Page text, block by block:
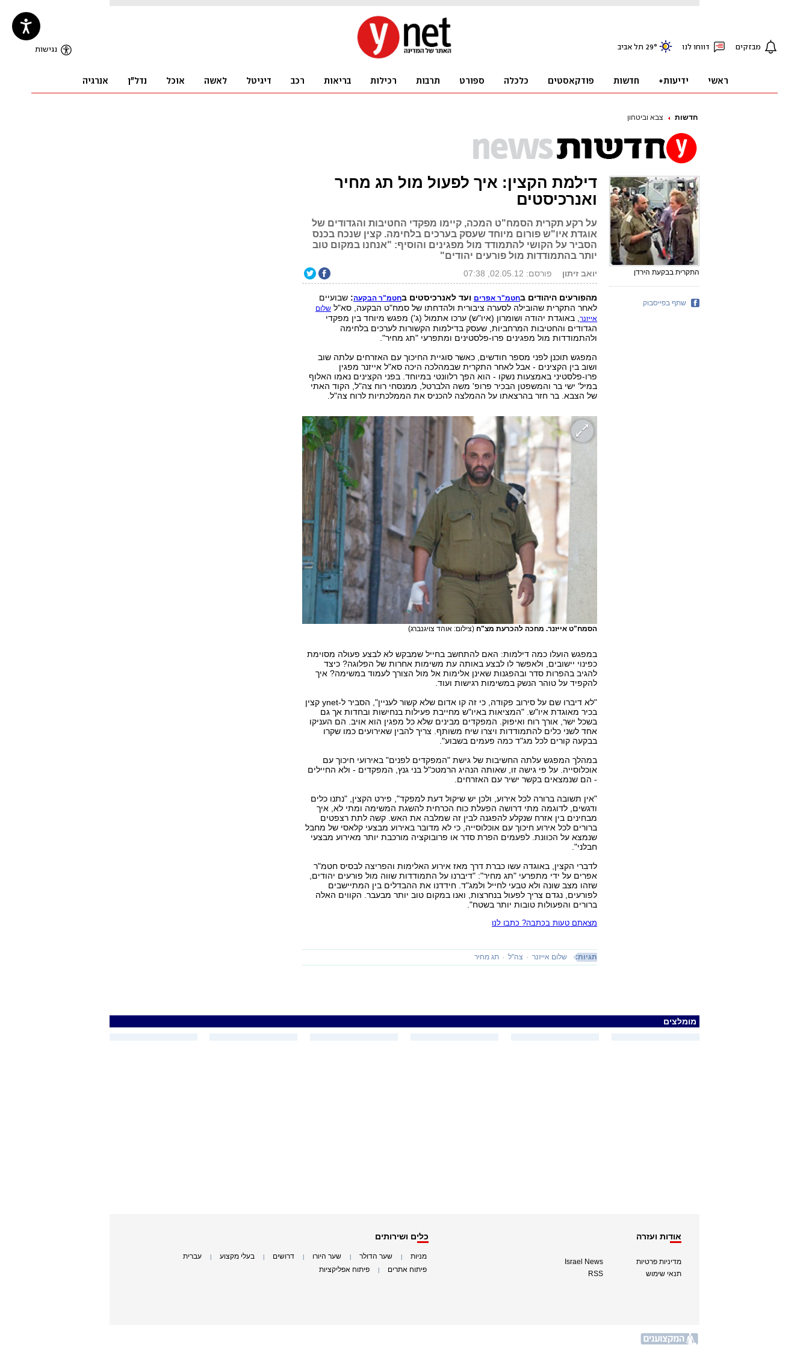
חדשות צבא וביטחון
דילמת הקצין: איך לפעול מול תג מחיר
ואנרכיסטים
על רקע תקרית הסמח"ט המכה, קיימו מפקדי החטיבות והגדודים של
אוגדת איו"ש פורום מיוחד שעסק בערכים בלחימה. קצין שנכח בכנס
הסביר על הקושי להתמודד מול מפגינים והוסיף: "אנחנו במקום טוב
יותר בהתמודדות מול פורעים יהודים"
יואב זיתון פורסם: 02.05.12, 07:38
מהפורעים היהודים בחטמ"ר אפרים ועד לאנרכיסטים בחטמ"ר הבקעה: שבועיים
לאחר התקרית שהובילה לסערה ציבורית ולהדחתו של סמח"ט הבקעה, סא"ל שלום
אייזנר, באוגדת יהודה ושומרון (איו"ש) ערכו אתמול (ג') מפגש מיוחד בין מפקדי
הגדודים והחטיבות המרחביות, שעסק בדילמות הקשורות לערכים בלחימה
ולהתמודדות מול מפגינים פרו-פלסטינים ומתפרעי "תג מחיר".
המפגש תוכנן לפני מספר חודשים, כאשר סוגיית החיכוך עם האזרחים עלתה שוב
ושוב בין הקצינים - אבל לאחר התקרית שבמהלכה היכה סא"ל אייזנר מפגין
פרו-פלסטיני באמצעות נשקו - הוא הפך רלוונטי במיוחד. בפני הקצינים נאמו האלוף
במיל' ישי בר והמשפטן הבכיר פרופ' משה הלברטל, ממנסחי רוח צה"ל, הקוד האתי
של הצבא. בר חזר בהרצאתו על ההמלצה להכניס את הממלכתיות לרוח צה"ל.
הסמח"ט אייזנר. מחכה להכרעת מצ"ח (צילום: אוהד צויגנברג)
במפגש הועלו כמה דילמות: האם להתחשב בחייל שמבקש לא לבצע פעולה מסוימת
כפינוי יישובים, ולאפשר לו לבצע באותה עת משימות אחרות של הפלוגה? כיצד
להגיב בהפרות סדר ובהפגנות שאינן אלימות אל מול הצורך לעמוד במשימה? איך
להקפיד על טוהר הנשק במשימות רגישות ועוד.
"לא דיברו שם על סירוב פקודה, כי זה קו אדום שלא קשור לעניין", הסביר ל-ynet קצין
בכיר מאוגדת איו"ש. "המציאות באיו"ש מחייבת פעילות בנחישות ובחדות אך גם
בשכל ישר, אורך רוח ואיפוק. המפקדים מבינים שלא כל מפגין הוא אויב. הם העניקו
אחד לשני כלים להתמודדות ויצרו שיח משותף. צריך להבין שאירועים כמו שקרו
בבקעה קורים לכל מג"ד כמה פעמים בשבוע".
במהלך המפגש עלתה החשיבות של גישת "המפקדים לפנים" באירועי חיכוך עם
אוכלוסייה. על פי גישה זו, שאותה הנהיג הרמטכ"ל בני גנץ, המפקדים - ולא החיילים
- הם שנמצאים בקשר ישיר עם האזרחים.
"אין תשובה ברורה לכל אירוע, ולכן יש שיקול דעת למפקד", פירט הקצין, "נתנו כלים
ודגשים, לדוגמה מתי דרושה הפעלת כוח הכרחית להשגת המשימה ומתי לא, איך
מבחינים בין אזרח שנקלע להפגנה לבין זה שמלבה את האש. קשה לתת רצפטים
ברורים לכל אירוע חיכוך עם אוכלוסייה, כי לא מדובר באירוע מבצעי קלאסי של מחבל
שנמצא על הכוונת. לפעמים הפרת סדר או פרובוקציה מורכבת יותר מאירוע מבצעי
חבלני".
לדברי הקצין, באוגדה עשו כברת דרך מאז אירוע האלימות והפריצה לבסיס חטמ"ר
אפרים על ידי מתפרעי "תג מחיר": "דיברנו על התמודדות שווה מול פורעים יהודים,
שזהו מצב שונה ולא טבעי לחייל ולמג"ד. חידדנו את ההבדלים בין המתיישבים
לפורעים, נגדם צריך לפעול בנחרצות, ואנו במקום טוב יותר מבעבר. הקווים האלה
ברורים והפעולות טובות יותר בשטח".
מצאתם טעות בכתבה? כתבו לנו
תגיות: שלום אייזנר צה"ל תג מחיר
התקרית בבקעת הירדן
שתף בפייסבוק
מומלצים
אודות ועזרה
מדיניות פרטיות
תנאי שימוש
Israel News
RSS
כלים ושירותים
מניות שער הדולר שער היורו דרושים בעלי מקצוע עברית
פיתוח אתרים פיתוח אפליקציות